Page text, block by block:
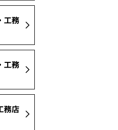
detail/
工務
工務
務店